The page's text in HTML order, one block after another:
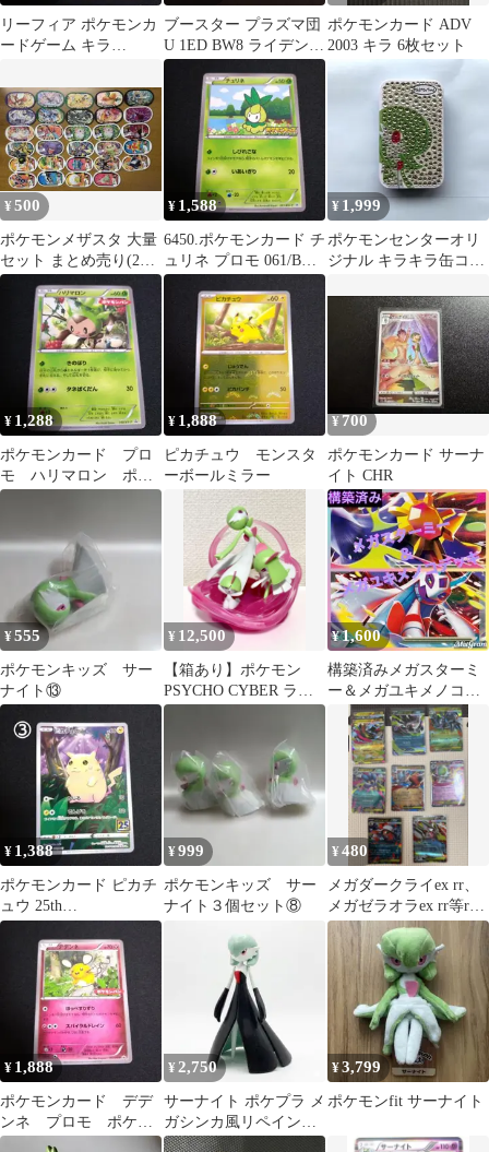
リーフィア ポケモンカ
ードゲーム キラ
ブースター プラズマ団
U 1ED BW8 ライデンナ
ックル 007/051
ポケモンカード ADV
2003 キラ 6枚セット
¥500
ポケモンメザスタ 大量
セット まとめ売り(29
枚)
¥ 1,588
6450.ポケモンカード チ
ュリネ プロモ 061/BW-
P ポケモンキッズ
¥ 1,999
ポケモンセンターオリ
ジナル キラキラ缶コレ
¥ 1,288
ポケモンカード プロ
モ ハリマロン ポケ
モンパン
¥ 1,888
ピカチュウ モンスタ
ーボールミラー
¥ 700
ポケモンカード サーナ
イト CHR
¥555
ポケモンキッズ サー
ナイト⑬
¥ 12,500
【箱あり】ポケモン
PSYCHO CYBER ライ
トアップフィギュア サ
¥1,600
構築済みメガスターミ
ー＆メガユキメノコデ
ッキ
¥ 1,388
ポケモンカード ピカチ
ュウ 25th
ANNIVERSARY
¥999
ポケモンキッズ サー
ナイト３個セット⑧
¥480
メガダークライex rr、
メガゼラオラex rr等rr9
枚
¥ 1,888
ポケモンカード デデ
ンネ プロモ ポケモ
ンパン 2016年
¥ 2,750
サーナイト ポケプラ メ
ガシンカ風リペイント
つや消し ポケモン
¥3,799
ポケモンfit サーナイト